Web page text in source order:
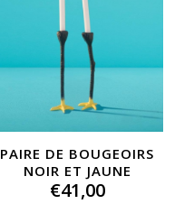
PAIRE DE BOUGEOIRS
NOIR ET JAUNE
€41,00